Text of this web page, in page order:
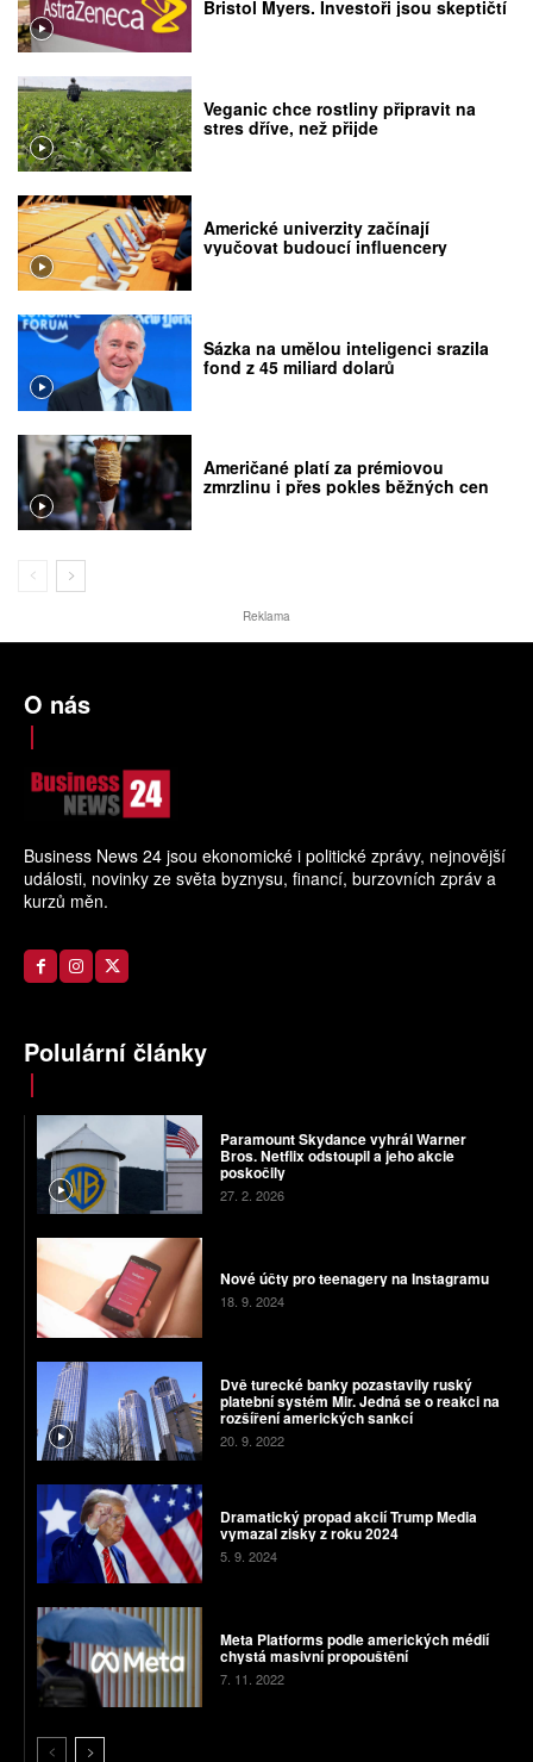
Bristol Myers. Investoři jsou skeptičtí
Veganic chce rostliny připravit na
stres dříve, než přijde
Americké univerzity začínají
vyučovat budoucí influencery
Sázka na umělou inteligenci srazila
fond z 45 miliard dolarů
Američané platí za prémiovou
zmrzlinu i přes pokles běžných cen
Reklama
O nás
Business News 24 jsou ekonomické i politické zprávy, nejnovější
události, novinky ze světa byznysu, financí, burzovních zpráv a
kurzů měn.
Polulární články
Paramount Skydance vyhrál Warner
Bros. Netflix odstoupil a jeho akcie
poskočily
27. 2. 2026
Nové účty pro teenagery na Instagramu
18. 9. 2024
Dvě turecké banky pozastavily ruský
platební systém Mir. Jedná se o reakci na
rozšíření amerických sankcí
20. 9. 2022
Dramatický propad akcií Trump Media
vymazal zisky z roku 2024
5. 9. 2024
Meta Platforms podle amerických médií
chystá masivní propouštění
7. 11. 2022